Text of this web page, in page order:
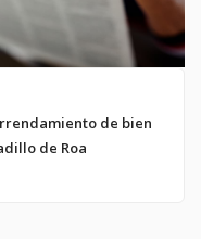
de bien
de Roa
de Roa